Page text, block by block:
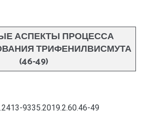
АСПЕКТЫ ПРОЦЕССА
ТРИФЕНИЛВИСМУТА
(46-49)
9335.2019.2.60.46-49